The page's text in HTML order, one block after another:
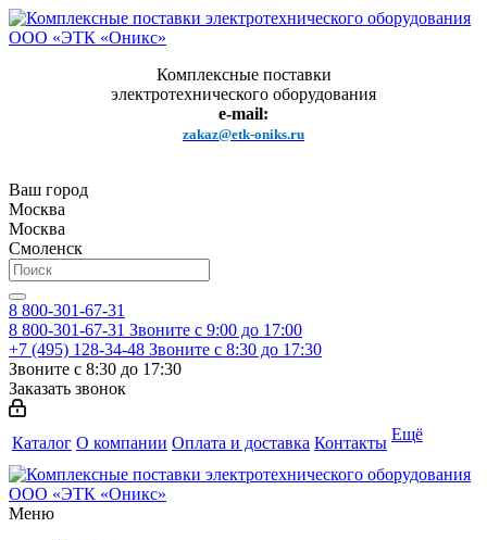
Комплексные поставки
электротехнического оборудования
e-mail:
zakaz@etk-oniks.ru
Ваш город
Москва
Москва
Смоленск
8 800-301-67-31
8 800-301-67-31 Звоните с 9:00 до 17:00
+7 (495) 128-34-48 Звоните с 8:30 до 17:30
Звоните с 8:30 до 17:30
Заказать звонок
Каталог О компании Оплата и доставка Контакты Ещё
Меню